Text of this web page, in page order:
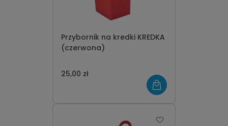
Przybornik na kredki KREDKA
(czerwona)
25,00 zł